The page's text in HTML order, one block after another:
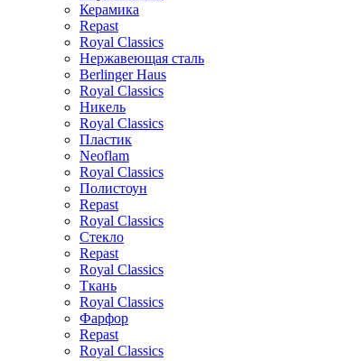
Керамика
Repast
Royal Classics
Нержавеющая сталь
Berlinger Haus
Royal Classics
Никель
Royal Classics
Пластик
Neoflam
Royal Classics
Полистоун
Repast
Royal Classics
Стекло
Repast
Royal Classics
Ткань
Royal Classics
Фарфор
Repast
Royal Classics